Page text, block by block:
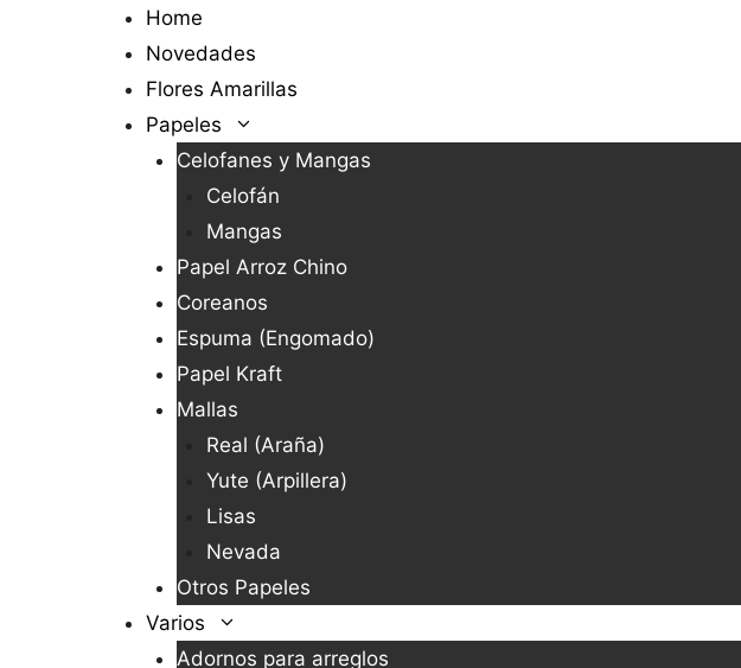
Home
Novedades
Flores Amarillas
Papeles
Celofanes y Mangas
Celofán
Mangas
Papel Arroz Chino
Coreanos
Espuma (Engomado)
Papel Kraft
Mallas
Real (Araña)
Yute (Arpillera)
Lisas
Nevada
Otros Papeles
Varios
Adornos para arreglos